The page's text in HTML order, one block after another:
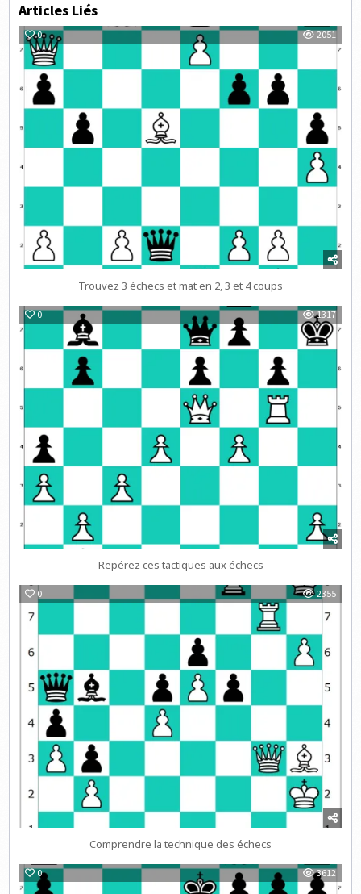
Articles Liés
0 2051
Trouvez 3 échecs et mat en 2, 3 et 4 coups
0 1317
Repérez ces tactiques aux échecs
0 2355
Comprendre la technique des échecs
0 3612